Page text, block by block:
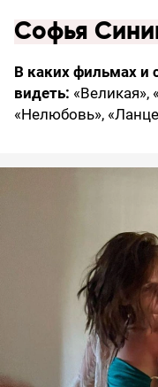
Софья
В каких фильмах и
видеть: «Великая»,
«Нелюбовь»,